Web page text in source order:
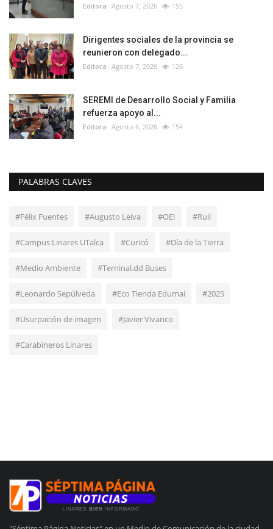
Editora Agosto 7, 2026 155
Dirigentes sociales de la provincia se
reunieron con delegado...
Editora Agosto 7, 2026 126
SEREMI de Desarrollo Social y Familia
refuerza apoyo al...
Editora Agosto 6, 2026 154
PALABRAS CLAVES
#Félix Fuentes #Augusto Leiva #OEI #Ruil
#Campus Linares UTalca #Curicó #Día de la Tierra
#Medio Ambiente #Terninal.dd Buses
#Leonardo Sepúlveda #Eco Tienda Edumai #2025
#Usurpación de imagen #Javier Vivanco
#Carabineros Linares